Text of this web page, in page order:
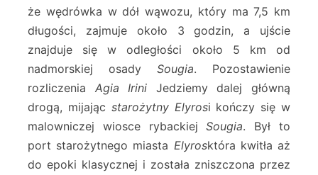
że wędrówka w dół wąwozu, który ma 7,5 km
długości, zajmuje około 3 godzin, a ujście
znajduje się w odległości około 5 km od
nadmorskiej osady Sougia. Pozostawienie
rozliczenia Agia Irini Jedziemy dalej główną
drogą, mijając starożytny Elyrosi kończy się w
malowniczej wiosce rybackiejSougia. Był to
port starożytnego miasta Elyrosktóra kwitła aż
do epoki klasycznej i została zniszczona przez